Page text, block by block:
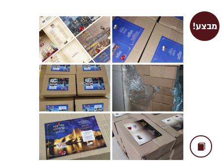
מבצע!